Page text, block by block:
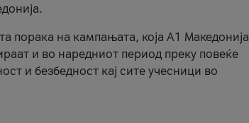
порака на кампањата, која A1 Македонија
и во наредниот период преку повеќе
и безбедност кај сите учесници во